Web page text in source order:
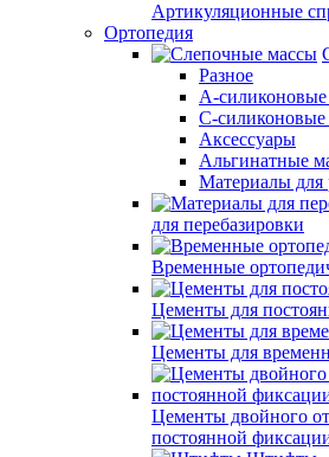
Артикуляционные
Ортопедия
Разное
А-
С-
Аксессуары
Альгинатные
Материалы для
для перебазировки
Временные
Цементы для
Цементы для
Цементы двойного
постоянной